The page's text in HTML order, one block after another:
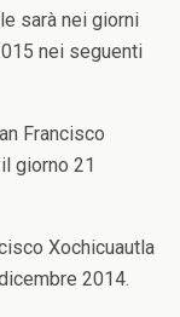
sarà nei giorni
nei seguenti
Francisco
giorno 21
Xochicuautla
2014.